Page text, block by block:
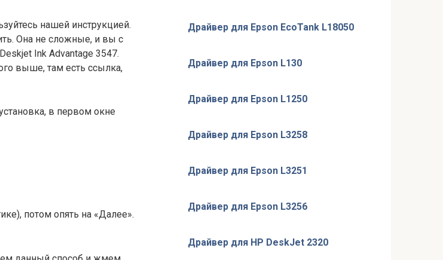
нашей инструкцией.
Она не сложные, и вы с
Ink Advantage 3547.
выше, там есть ссылка,
в первом окне
потом опять на «Далее».
Драйвер для Epson EcoTank L18050
Драйвер для Epson L130
Драйвер для Epson L1250
Драйвер для Epson L3258
Драйвер для Epson L3251
Драйвер для Epson L3256
Драйвер для HP DeskJet 2320